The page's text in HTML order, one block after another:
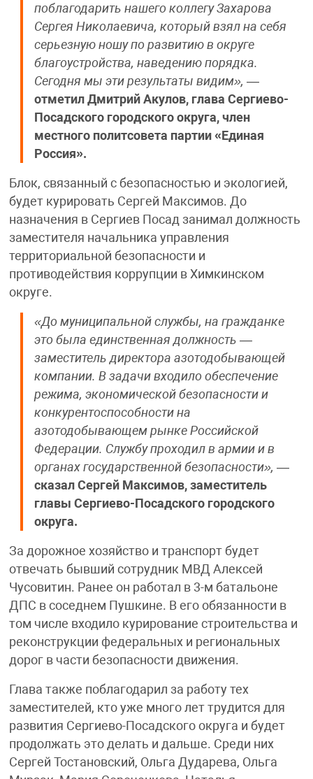
поблагодарить нашего коллегу Захарова
Сергея Николаевича, который взял на себя
серьезную ношу по развитию в округе
благоустройства, наведению порядка.
Сегодня мы эти результаты видим», —
отметил Дмитрий Акулов, глава Сергиево-
Посадского городского округа, член
местного политсовета партии «Единая
Россия».
Блок, связанный с безопасностью и экологией,
будет курировать Сергей Максимов. До
назначения в Сергиев Посад занимал должность
заместителя начальника управления
территориальной безопасности и
противодействия коррупции в Химкинском
округе.
«До муниципальной службы, на гражданке
это была единственная должность —
заместитель директора азотодобывающей
компании. В задачи входило обеспечение
режима, экономической безопасности и
конкурентоспособности на
азотодобывающем рынке Российской
Федерации. Службу проходил в армии и в
органах государственной безопасности», —
сказал Сергей Максимов, заместитель
главы Сергиево-Посадского городского
округа.
За дорожное хозяйство и транспорт будет
отвечать бывший сотрудник МВД Алексей
Чусовитин. Ранее он работал в 3-м батальоне
ДПС в соседнем Пушкине. В его обязанности в
том числе входило курирование строительства и
реконструкции федеральных и региональных
дорог в части безопасности движения.
Глава также поблагодарил за работу тех
заместителей, кто уже много лет трудится для
развития Сергиево-Посадского округа и будет
продолжать это делать и дальше. Среди них
Сергей Тостановский, Ольга Дударева, Ольга